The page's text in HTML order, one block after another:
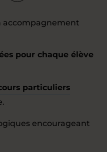
accompagnement
pour chaque élève
particuliers
encourageant